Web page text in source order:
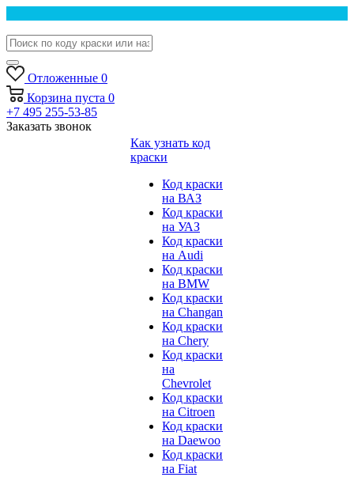
Отложенные 0
Корзина пуста 0
+7 495 255-53-85
Заказать звонок
Как узнать код
краски
Код краски
на ВАЗ
Код краски
на УАЗ
Код краски
на Audi
Код краски
на BMW
Код краски
на Changan
Код краски
на Chery
Код краски
на
Chevrolet
Код краски
на Citroen
Код краски
на Daewoo
Код краски
на Fiat